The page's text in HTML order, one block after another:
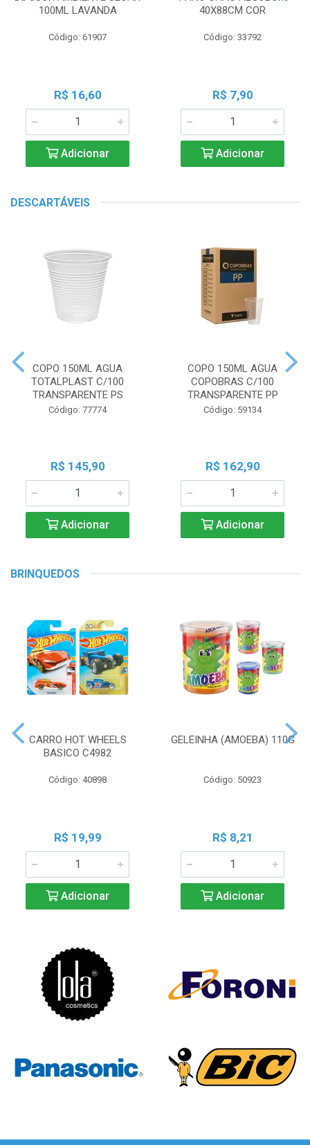
100ML LAVANDA
Código: 61907
R$ 16,60
Adicionar
40X88CM COR
Código: 33792
R$ 7,90
Adicionar
DESCARTÁVEIS
COPO 150ML AGUA
TOTALPLAST C/100
TRANSPARENTE PS
Código: 77774
R$ 145,90
Adicionar
COPO 150ML AGUA
COPOBRAS C/100
TRANSPARENTE PP
Código: 59134
R$ 162,90
Adicionar
BRINQUEDOS
CARRO HOT WHEELS
BASICO C4982
Código: 40898
R$ 19,99
Adicionar
GELEINHA (AMOEBA) 110G
Código: 50923
R$ 8,21
Adicionar